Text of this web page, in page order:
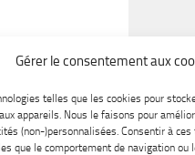
Gérer le consentement aux
telles que les cookies pour
appareils. Nous le faisons pour
(non-)personnalisées. Consentir à
que le comportement de navigation ou